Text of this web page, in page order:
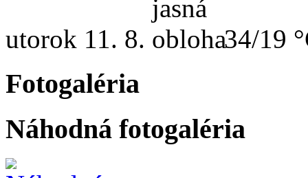
utorok 11. 8. 34/19
Fotogaléria
Náhodná fotogaléria